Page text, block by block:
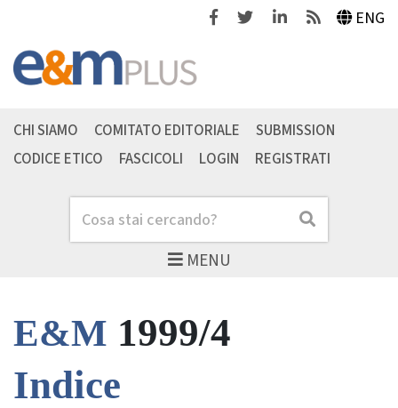
FacebookTwitterLinkedinFeeds ENG
MENU
Cerca Cerca
CHI SIAMO COMITATO EDITORIALE
SUBMISSION
CODICE ETICO
FASCICOLI LOGIN REGISTRATI
E&M 1999/4
Indice